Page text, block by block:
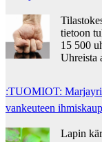
tietoon
15 500
:TUOMIOT:
vankeuteen
Lapin